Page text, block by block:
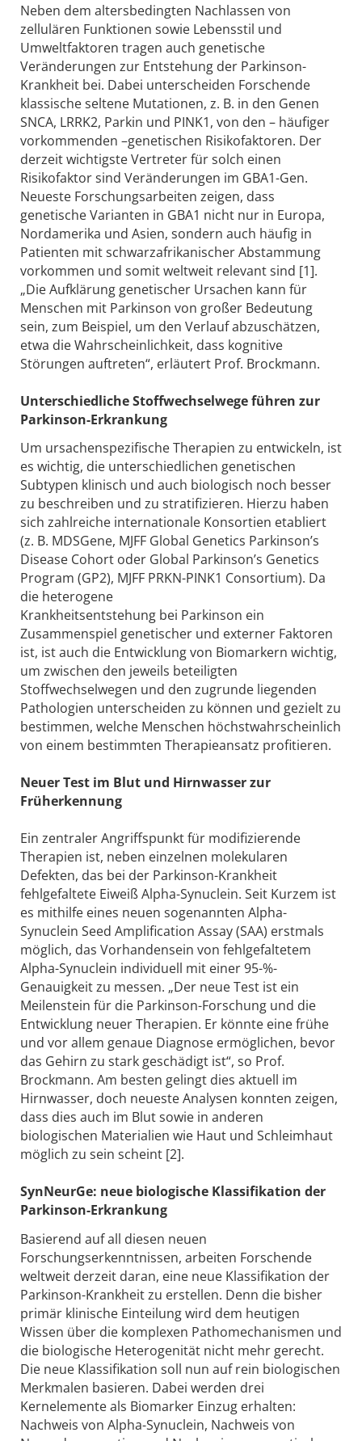
Neben dem altersbedingten Nachlassen von
zellulären Funktionen sowie Lebensstil und
Umweltfaktoren tragen auch genetische
Veränderungen zur Entstehung der Parkinson-
Krankheit bei. Dabei unterscheiden Forschende
klassische seltene Mutationen, z. B. in den Genen
SNCA, LRRK2, Parkin und PINK1, von den – häufiger
vorkommenden –genetischen Risikofaktoren. Der
derzeit wichtigste Vertreter für solch einen
Risikofaktor sind Veränderungen im GBA1-Gen.
Neueste Forschungsarbeiten zeigen, dass
genetische Varianten in GBA1 nicht nur in Europa,
Nordamerika und Asien, sondern auch häufig in
Patienten mit schwarzafrikanischer Abstammung
vorkommen und somit weltweit relevant sind [1].
„Die Aufklärung genetischer Ursachen kann für
Menschen mit Parkinson von großer Bedeutung
sein, zum Beispiel, um den Verlauf abzuschätzen,
etwa die Wahrscheinlichkeit, dass kognitive
Störungen auftreten“, erläutert Prof. Brockmann.
Unterschiedliche Stoffwechselwege führen zur
Parkinson-Erkrankung
Um ursachenspezifische Therapien zu entwickeln, ist
es wichtig, die unterschiedlichen genetischen
Subtypen klinisch und auch biologisch noch besser
zu beschreiben und zu stratifizieren. Hierzu haben
sich zahlreiche internationale Konsortien etabliert
(z. B. MDSGene, MJFF Global Genetics Parkinson’s
Disease Cohort oder Global Parkinson’s Genetics
Program (GP2), MJFF PRKN-PINK1 Consortium). Da
die heterogene
Krankheitsentstehung bei Parkinson ein
Zusammenspiel genetischer und externer Faktoren
ist, ist auch die Entwicklung von Biomarkern wichtig,
um zwischen den jeweils beteiligten
Stoffwechselwegen und den zugrunde liegenden
Pathologien unterscheiden zu können und gezielt zu
bestimmen, welche Menschen höchstwahrscheinlich
von einem bestimmten Therapieansatz profitieren.
Neuer Test im Blut und Hirnwasser zur
Früherkennung
Ein zentraler Angriffspunkt für modifizierende
Therapien ist, neben einzelnen molekularen
Defekten, das bei der Parkinson-Krankheit
fehlgefaltete Eiweiß Alpha-Synuclein. Seit Kurzem ist
es mithilfe eines neuen sogenannten Alpha-
Synuclein Seed Amplification Assay (SAA) erstmals
möglich, das Vorhandensein von fehlgefaltetem
Alpha-Synuclein individuell mit einer 95-%-
Genauigkeit zu messen. „Der neue Test ist ein
Meilenstein für die Parkinson-Forschung und die
Entwicklung neuer Therapien. Er könnte eine frühe
und vor allem genaue Diagnose ermöglichen, bevor
das Gehirn zu stark geschädigt ist“, so Prof.
Brockmann. Am besten gelingt dies aktuell im
Hirnwasser, doch neueste Analysen konnten zeigen,
dass dies auch im Blut sowie in anderen
biologischen Materialien wie Haut und Schleimhaut
möglich zu sein scheint [2].
SynNeurGe: neue biologische Klassifikation der
Parkinson-Erkrankung
Basierend auf all diesen neuen
Forschungserkenntnissen, arbeiten Forschende
weltweit derzeit daran, eine neue Klassifikation der
Parkinson-Krankheit zu erstellen. Denn die bisher
primär klinische Einteilung wird dem heutigen
Wissen über die komplexen Pathomechanismen und
die biologische Heterogenität nicht mehr gerecht.
Die neue Klassifikation soll nun auf rein biologischen
Merkmalen basieren. Dabei werden drei
Kernelemente als Biomarker Einzug erhalten:
Nachweis von Alpha-Synuclein, Nachweis von